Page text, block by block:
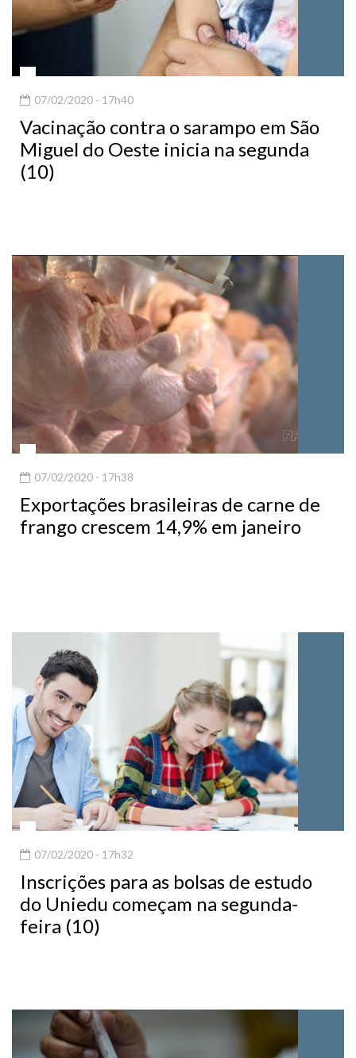
07/02/2020 - 17h40
Vacinação contra o sarampo em São
Miguel do Oeste inicia na segunda
(10)
07/02/2020 - 17h38
Exportações brasileiras de carne de
frango crescem 14,9% em janeiro
07/02/2020 - 17h32
Inscrições para as bolsas de estudo
do Uniedu começam na segunda-
feira (10)